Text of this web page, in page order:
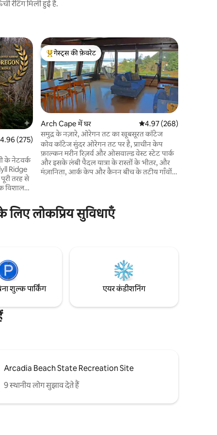
रेटिंग मिली हुई है.
रेटिंग 5 में से 4.96, 275 समीक्षाएँ
4.96 (275)
के नेटवर्क
Ridge
तरह से
विशाल
पाई
किचन,
गेस्ट्स का टॉप फ़ेवरेट
गेस्ट्स की फ़ेवरेट
Arch Cape में घर औसत रेटिंग 5 में से 4.97,
4.97 (268)
समुद्र के नज़ारे, ओरेगन तट का खूबसूरत कॉटेज
कोव कॉटेज सुंदर ओरेगन तट पर है, प्राचीन केप
फ़ाल्कन मरीन रिज़र्व और ओसवाल्ड वेस्ट स्टेट पार्क
और इसके लंबी पैदल यात्रा के रास्तों के भीतर, और
मंज़ानिता, आर्क केप और कैनन बीच के तटीय गाँवों
- ज़्यादा 4 वयस्क मेहमानों और दो बच्चों को किराए
पर देते हैं और पार्टियों या इवेंट की इजाज़त नहीं देते।
लिए लोकप्रिय सुविधाएँ
शुल्क पार्किंग एयर कंडीशनिंग
Arcadia Beach State Recreation Site
9 स्थानीय लोग सुझाव देते हैं